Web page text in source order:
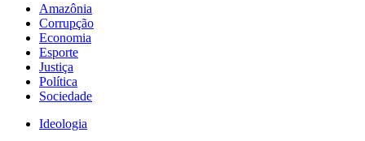
Amazônia
Corrupção
Economia
Esporte
Justiça
Política
Sociedade
Ideologia